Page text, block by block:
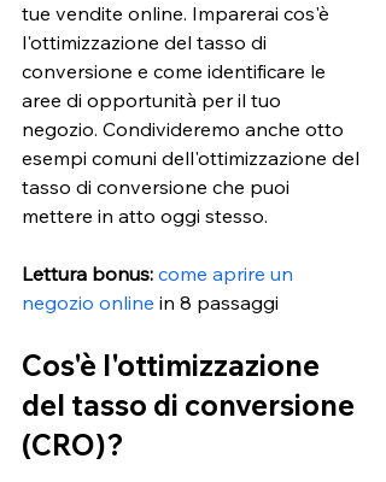
tue vendite online. Imparerai cos'è
l'ottimizzazione del tasso di
conversione e come identificare le
aree di opportunità per il tuo
negozio. Condivideremo anche otto
esempi comuni dell'ottimizzazione del
tasso di conversione che puoi
mettere in atto oggi stesso.
Lettura bonus: come aprire un
negozio online in 8 passaggi
Cos'è l'ottimizzazione
del tasso di conversione
(CRO)?